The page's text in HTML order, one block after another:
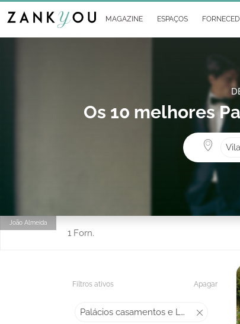
MAGAZINE ESPAÇOS
Os 10 melhores
João Almeida
1 Forn.
Filtros ativos Apagar
Palácios casamentos e Locais históricos